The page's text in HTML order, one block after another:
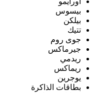
بيسوس
بيلكن
تتيك
جوى روم
جيرماكس
ريدمي
ريماكس
يوجرين
بطاقات الذاكرة